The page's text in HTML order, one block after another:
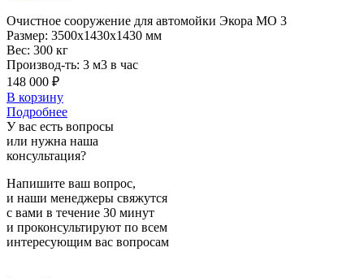
Очистное сооружение для автомойки Экора МО 3
Размер: 3500x1430x1430 мм
Вес: 300 кг
Производ-ть: 3 м3 в час
148 000 ₽
В корзину
Подробнее
У вас есть вопросы
или нужна наша
консультация?
Напишите ваш вопрос,
и наши менеджеры свяжутся
с вами в течение 30 минут
и проконсультируют по всем
интересующим вас вопросам